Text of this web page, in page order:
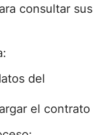
consultar sus
del
el contrato